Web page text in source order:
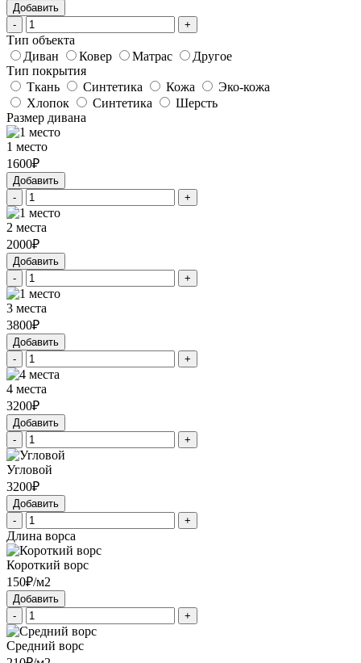
Добавить
-
+
Тип объекта
Диван
Ковер Матрас
Другое
Тип покрытия
Ткань
Синтетика Кожа
Эко-кожа
Хлопок
Синтетика
Шерсть
Размер дивана
1 место
1600₽
Добавить
-
+
2 места
2000₽
Добавить
-
+
3 места
3800₽
Добавить
-
+
4 места
3200₽
Добавить
-
+
Угловой
3200₽
Добавить
-
+
Длина ворса
Короткий ворс
150₽/м2
Добавить
-
+
Средний ворс